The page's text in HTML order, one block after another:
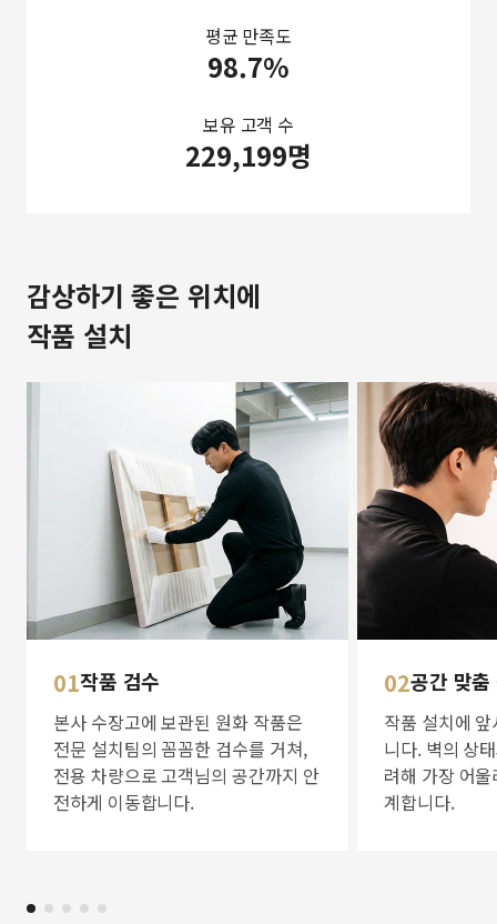
평균 만족도
98.7%
보유 고객 수
229,199명
감상하기 좋은 위치에
작품 설치
01작품 검수
본사 수장고에 보관된 원화 작품은
전문 설치팀의 꼼꼼한 검수를 거쳐,
전용 차량으로 고객님의 공간까지 안
전하게 이동합니다.
02공간 맞
작품 설치에
니다. 벽의 상
려해 가장 어
계합니다.